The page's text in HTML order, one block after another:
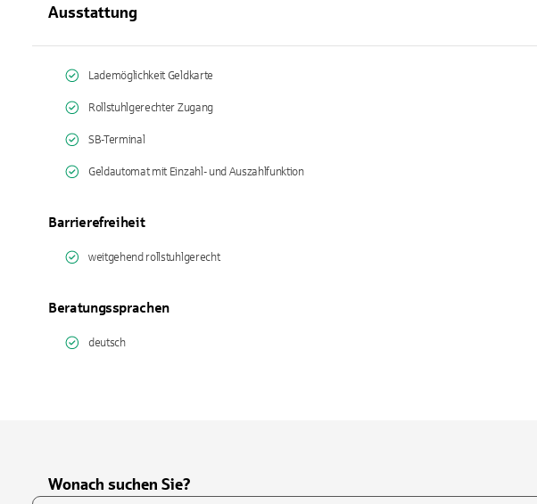
Ausstattung
Lademöglichkeit Geldkarte
Rollstuhlgerechter Zugang
SB-Terminal
Geldautomat mit Einzahl- und Auszahlfunktion
Barrierefreiheit
weitgehend rollstuhlgerecht
Beratungssprachen
deutsch
Wonach suchen Sie?